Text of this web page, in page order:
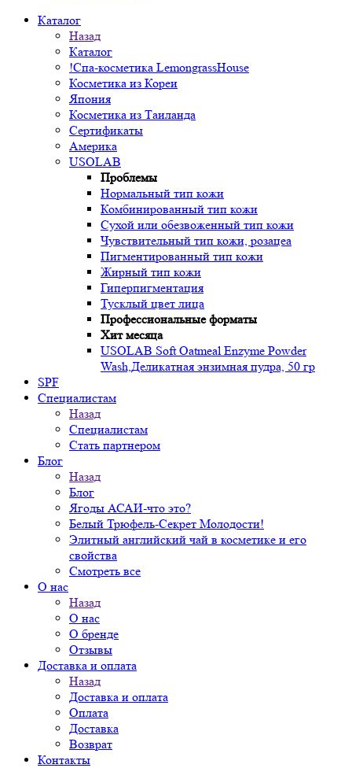
Каталог
Назад
Каталог
!Спа-косметика LemongrassHouse
Косметика из Кореи
Япония
Косметика из Таиланда
Сертификаты
Америка
USOLAB
Проблемы
Нормальный тип кожи
Комбинированный тип кожи
Сухой или обезвоженный тип кожи
Чувствительный тип кожи, розацеа
Пигментированный тип кожи
Жирный тип кожи
Гиперпигментация
Тусклый цвет лица
Профессиональные форматы
Хит месяца
USOLAB Soft Oatmeal Enzyme Powder
Wash,Деликатная энзимная пудра, 50 гр
SPF
Специалистам
Назад
Специалистам
Стать партнером
Блог
Назад
Блог
Ягоды АСАИ-что это?
Белый Трюфель-Секрет Молодости!
Элитный английский чай в косметике и его
свойства
Смотреть все
О нас
Назад
О нас
О бренде
Отзывы
Доставка и оплата
Назад
Доставка и оплата
Оплата
Доставка
Возврат
Контакты